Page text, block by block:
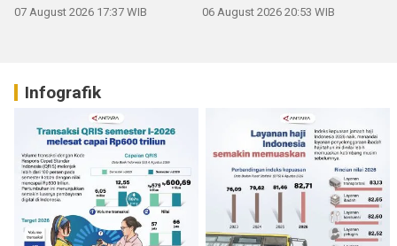
07 August 2026 17:37 WIB 06 August 2026 20:53 WIB
Infografik